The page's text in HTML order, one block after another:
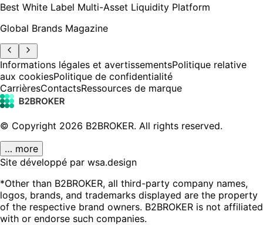
Best White Label Multi-Asset Liquidity Platform
Global Brands Magazine
Informations légales et avertissementsPolitique relative
aux cookiesPolitique de confidentialité
CarrièresContactsRessources de marque
© Copyright 2026 B2BROKER. All rights reserved.
… more
Site développé par wsa.design
*Other than B2BROKER, all third-party company names,
logos, brands, and trademarks displayed are the property
of the respective brand owners. B2BROKER is not affiliated
with or endorse such companies.